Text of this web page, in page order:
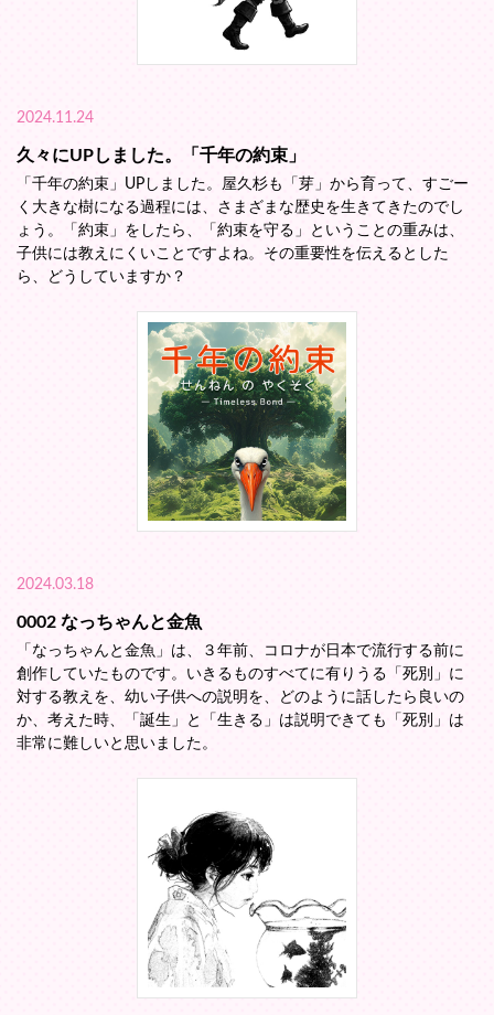
2024.11.24
久々にUPしました。「千年の約束」
「千年の約束」UPしました。屋久杉も「芽」から育って、すごー
く大きな樹になる過程には、さまざまな歴史を生きてきたのでし
ょう。「約束」をしたら、「約束を守る」ということの重みは、
子供には教えにくいことですよね。その重要性を伝えるとした
ら、どうしていますか？
2024.03.18
0002 なっちゃんと金魚
「なっちゃんと金魚」は、３年前、コロナが日本で流行する前に
創作していたものです。いきるものすべてに有りうる「死別」に
対する教えを、幼い子供への説明を、どのように話したら良いの
か、考えた時、「誕生」と「生きる」は説明できても「死別」は
非常に難しいと思いました。